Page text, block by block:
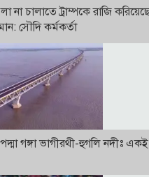
না চালাতে ট্রাম্পকে রাজি
সৌদি কর্মকর্তা
গঙ্গা ভাগীরথী-হুগলি নদীঃ